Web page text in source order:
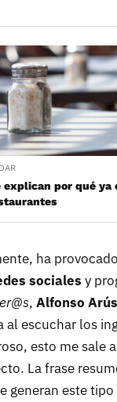
por qué ya
ha
sociales y
, Alfonso Arús
al escuchar los
esto me sale
La frase
generan este